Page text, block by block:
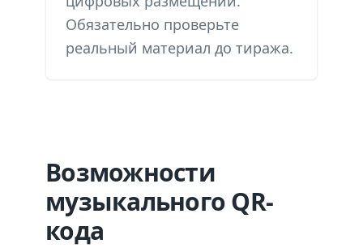
Обязательно проверьте
реальный материал до тиража.
Возможности
музыкального QR-
кода